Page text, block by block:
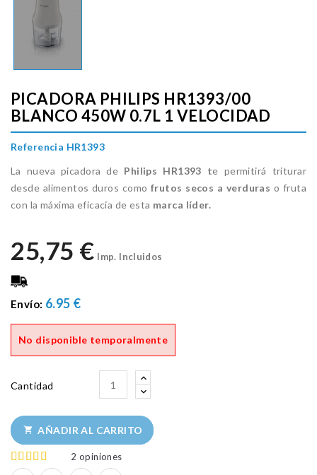
PICADORA PHILIPS HR1393/00
BLANCO 450W 0.7L 1 VELOCIDAD
Referencia HR1393
La nueva picadora de Philips HR1393 te permitirá triturar
desde alimentos duros comofrutos secos a verduras o fruta
con la máxima eficacia de esta marca líder.
25,75 € Imp. Incluidos
Envío: 6.95 €
No disponible temporalmente
Cantidad
 AÑADIR AL CARRITO
2 opiniones